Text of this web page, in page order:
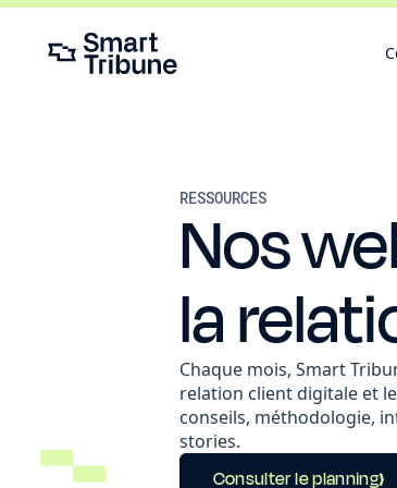
RESSOURCES
Nos
la
Chaque mois, Smart
relation client digitale et
conseils, méthodologie,
stories.
Consulter le planning